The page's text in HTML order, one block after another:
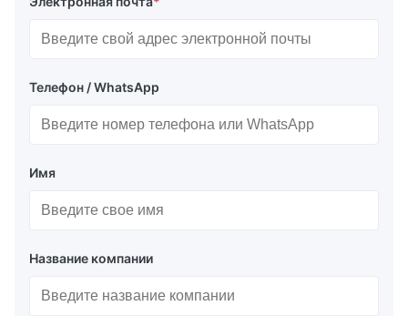
Телефон / WhatsApp
Имя
Название компании